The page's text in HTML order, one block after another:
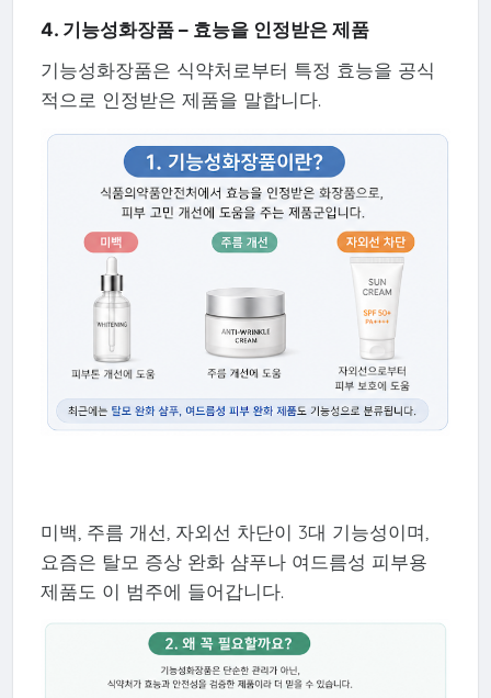
4. 기능성화장품 – 효능을 인정받은 제품
기능성화장품은 식약처로부터 특정 효능을 공식
적으로 인정받은 제품을 말합니다.
미백, 주름 개선, 자외선 차단이 3대 기능성이며,
요즘은 탈모 증상 완화 샴푸나 여드름성 피부용
제품도 이 범주에 들어갑니다.